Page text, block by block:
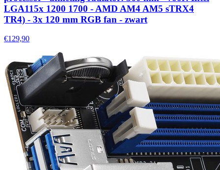
LGA115x 1200 1700 - AMD AM4 AM5 sTRX4
TR4) - 3x 120 mm RGB fan - zwart
€129,90